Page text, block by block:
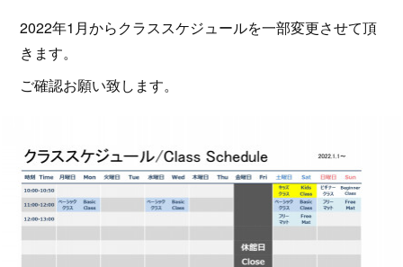
2022年1月からクラススケジュールを一部変更させて頂
きます。
ご確認お願い致します。